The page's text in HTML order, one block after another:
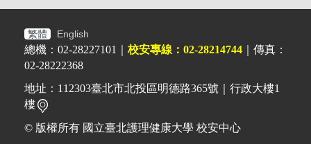
繁體 English
總機：02-28227101｜ 校安專線：02-28214744 ｜傳真：
02-28222368
地址：112303臺北市北投區明德路365號｜行政大樓1
樓
© 版權所有 國立臺北護理健康大學 校安中心